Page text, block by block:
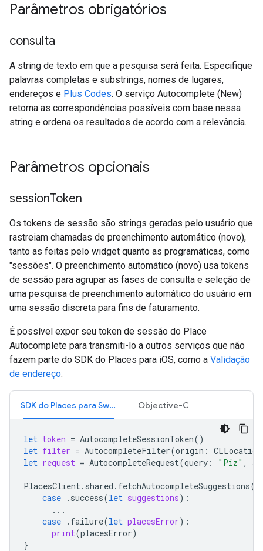
Parâmetros obrigatórios
consulta
A string de texto em que a pesquisa será feita. Especifique
palavras completas e substrings, nomes de lugares,
endereços e Plus Codes. O serviço Autocomplete (New)
retorna as correspondências possíveis com base nessa
string e ordena os resultados de acordo com a relevância.
Parâmetros opcionais
sessionToken
Os tokens de sessão são strings geradas pelo usuário que
rastreiam chamadas de preenchimento automático (novo),
tanto as feitas pelo widget quanto as programáticas, como
"sessões". O preenchimento automático (novo) usa tokens
de sessão para agrupar as fases de consulta e seleção de
uma pesquisa de preenchimento automático do usuário em
uma sessão discreta para fins de faturamento.
É possível expor seu token de sessão do Place
Autocomplete para transmiti-lo a outros serviços que não
fazem parte do SDK do Places para iOS, como a Validação
de endereço:
SDK do Places para Swift Objective-C
let token = AutocompleteSessionToken()
let filter = AutocompleteFilter(origin :
let request = AutocompleteRequest(query : "Piz" ,
PlacesClient. shared . fetchAutocompleteSuggestions(
case . success(let suggestions):
...
case . failure(let placesError):
print(placesError)
}